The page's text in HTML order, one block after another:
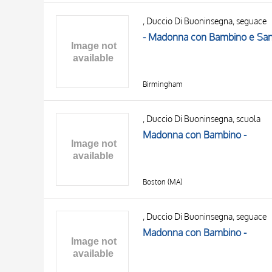
, Duccio Di Buoninsegna, seguace
- Madonna con Bambino e
Birmingham
, Duccio Di Buoninsegna, scuola
Madonna con Bambino -
Boston (MA)
, Duccio Di Buoninsegna, seguace
Madonna con Bambino -